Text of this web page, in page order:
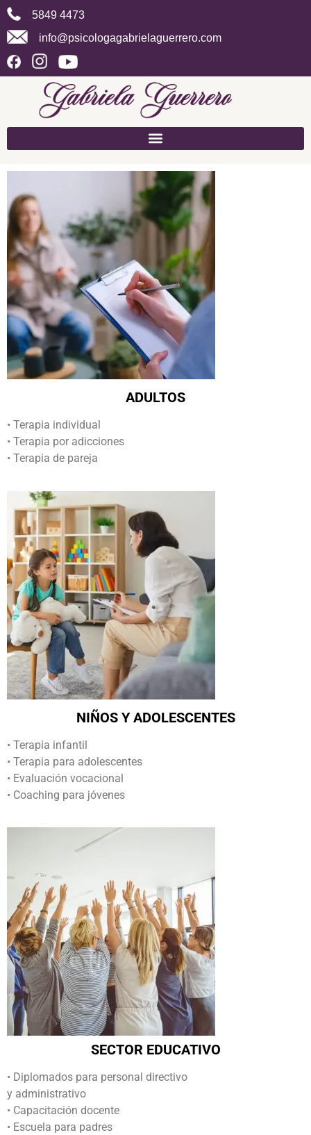
5849 4473
info@psicologagabrielaguerrero.com
ADULTOS
• Terapia individual
• Terapia por adicciones
• Terapia de pareja
NIÑOS Y ADOLESCENTES
• Terapia infantil
• Terapia para adolescentes
• Evaluación vocacional
• Coaching para jóvenes
SECTOR EDUCATIVO
• Diplomados para personal directivo
y administrativo
• Capacitación docente
• Escuela para padres